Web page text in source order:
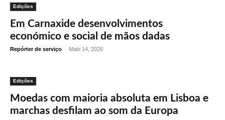
Edições
Em Carnaxide desenvolvimentos
económico e social de mãos dadas
Repórter de serviço - Maio 14, 2026
Edições
Moedas com maioria absoluta em Lisboa e
marchas desfilam ao som da Europa